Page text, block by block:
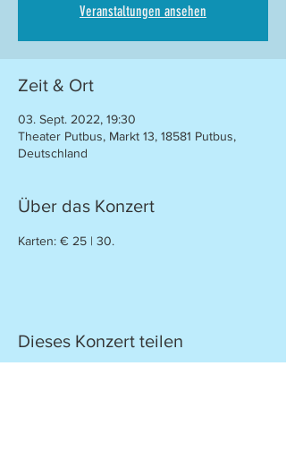
Veranstaltungen ansehen
Zeit & Ort
03. Sept. 2022, 19:30
Theater Putbus, Markt 13, 18581 Putbus,
Deutschland
Über das Konzert
Karten: € 25 | 30.
Dieses Konzert teilen